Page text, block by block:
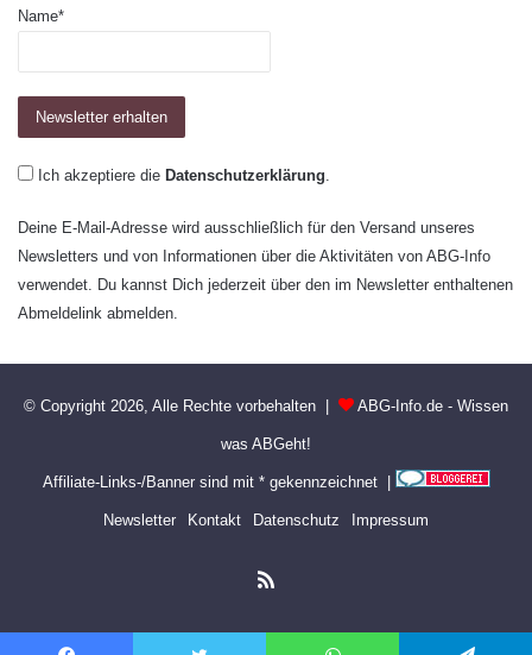
Name*
Ich akzeptiere die Datenschutzerklärung.
Deine E-Mail-Adresse wird ausschließlich für den Versand unseres
Newsletters und von Informationen über die Aktivitäten von ABG-Info
verwendet. Du kannst Dich jederzeit über den im Newsletter enthaltenen
Abmeldelink abmelden.
© Copyright 2026, Alle Rechte vorbehalten | ABG-Info.de - Wissen
was ABGeht!
Affiliate-Links-/Banner sind mit * gekennzeichnet |
Newsletter Kontakt Datenschutz Impressum